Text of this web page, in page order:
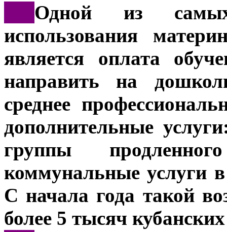
Одной из самых
использования
является оплата
направить на
среднее
дополнительные
группы
коммунальные услуги
С начала года такой
более 5 тысяч